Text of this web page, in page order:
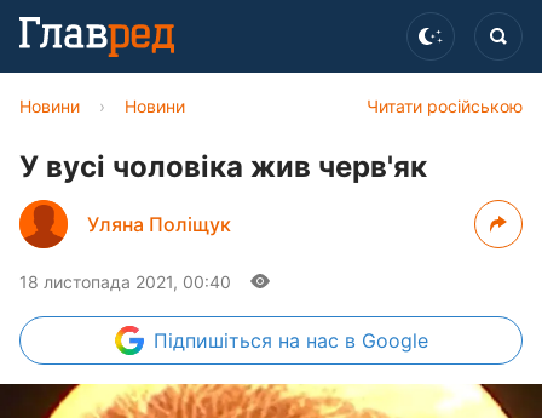
Читати російською
Новини › Новини
У вусі чоловіка жив черв'як
Уляна Поліщук
18 листопада 2021, 00:40
Підпишіться на нас в Google